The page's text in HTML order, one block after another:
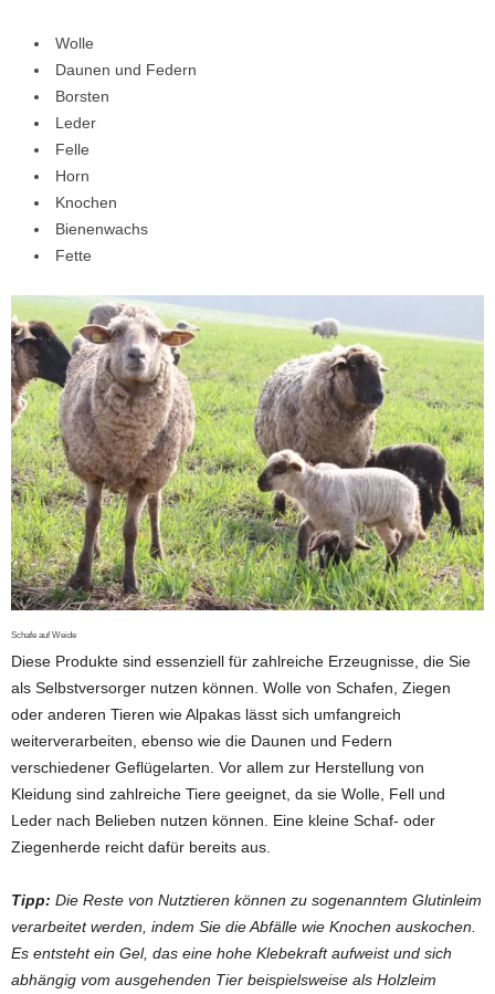
Wolle
Daunen und Federn
Borsten
Leder
Felle
Horn
Knochen
Bienenwachs
Fette
Schafe auf Weide
Diese Produkte sind essenziell für zahlreiche Erzeugnisse, die Sie
als Selbstversorger nutzen können. Wolle von Schafen, Ziegen
oder anderen Tieren wie Alpakas lässt sich umfangreich
weiterverarbeiten, ebenso wie die Daunen und Federn
verschiedener Geflügelarten. Vor allem zur Herstellung von
Kleidung sind zahlreiche Tiere geeignet, da sie Wolle, Fell und
Leder nach Belieben nutzen können. Eine kleine Schaf- oder
Ziegenherde reicht dafür bereits aus.
Tipp: Die Reste von Nutztieren können zu sogenanntem Glutinleim
verarbeitet werden, indem Sie die Abfälle wie Knochen auskochen.
Es entsteht ein Gel, das eine hohe Klebekraft aufweist und sich
abhängig vom ausgehenden Tier beispielsweise als Holzleim